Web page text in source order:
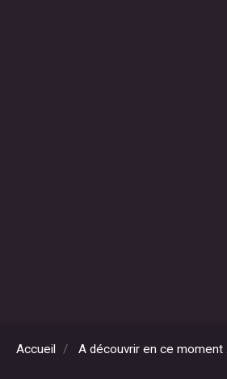
Accueil A découvrir en ce moment ...